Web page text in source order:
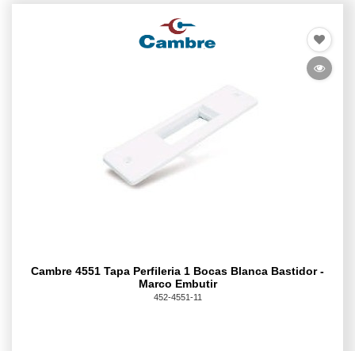
SKU, A-Z
Cambre 4551 Tapa Perfileria 1 Bocas Blanca Bastidor -
Marco Embutir
452-4551-11